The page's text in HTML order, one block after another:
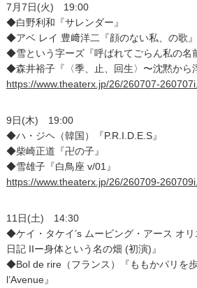
7月7日(火) 19:00
◆白野利和『サレンダー』
◆アベ レイ 豊﨑洋二『顔のない私、の歌』
◆雪という字ーズ『呼ばれてごらん私の名
◆森井裕子『〈季、止、回生〉〜沈黙から
https://www.theaterx.jp/26/260707-
9日(木) 19:00
◆ハ・ジヘ（韓国）『P.R.I.D.E.S』
◆柴崎正道『卍の子』
◆雪雄子『白鳥座 v/01』
https://www.theaterx.jp/26/260709-
11日(土) 14:30
◆ケイ・タケイ’s ムービング・アース オ
日記 IIー身体という名の畑 (初演)』
◆Bol de rire（フランス）『ももかパリを
l’Avenue』